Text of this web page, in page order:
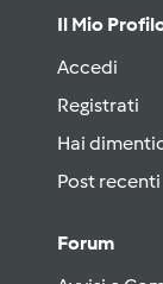
Il Mio
Accedi
Registrati
Hai
Post recenti
Forum